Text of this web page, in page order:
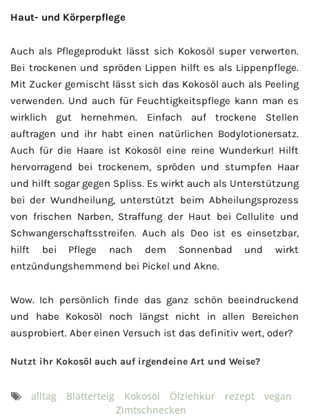
Haut- und Körperpflege
Auch als Pflegeprodukt lässt sich Kokosöl super verwerten.
Bei trockenen und spröden Lippen hilft es als Lippenpflege.
Mit Zucker gemischt lässt sich das Kokosöl auch als Peeling
verwenden. Und auch für Feuchtigkeitspflege kann man es
wirklich gut hernehmen. Einfach auf trockene Stellen
auftragen und ihr habt einen natürlichen Bodylotionersatz.
Auch für die Haare ist Kokosöl eine reine Wunderkur! Hilft
hervorragend bei trockenem, spröden und stumpfen Haar
und hilft sogar gegen Spliss. Es wirkt auch als Unterstützung
bei der Wundheilung, unterstützt beim Abheilungsprozess
von frischen Narben, Straffung der Haut bei Cellulite und
Schwangerschaftsstreifen. Auch als Deo ist es einsetzbar,
hilft bei Pflege nach dem Sonnenbad und wirkt
entzündungshemmend bei Pickel und Akne.
Wow. Ich persönlich finde das ganz schön beeindruckend
und habe Kokosöl noch längst nicht in allen Bereichen
ausprobiert. Aber einen Versuch ist das definitiv wert, oder?
Nutzt ihr Kokosöl auch auf irgendeine Art und Weise?
alltag Blätterteig Kokosöl Ölziehkur rezept
vegan
Zimtschnecken